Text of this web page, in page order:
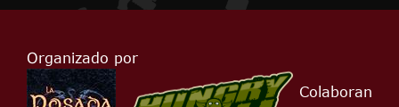
Organizado por
Colaboran